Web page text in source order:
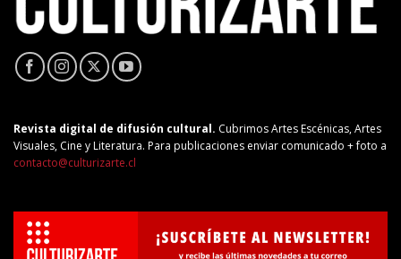
Revista digital de difusión cultural. Cubrimos Artes Escénicas, Artes
Visuales, Cine y Literatura. Para publicaciones enviar comunicado + foto a
contacto@culturizarte.cl